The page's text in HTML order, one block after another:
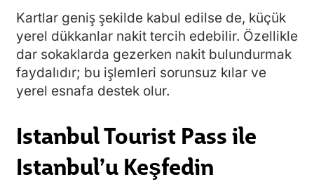
Kartlar geniş şekilde kabul edilse de, küçük
yerel dükkanlar nakit tercih edebilir. Özellikle
dar sokaklarda gezerken nakit bulundurmak
faydalıdır; bu işlemleri sorunsuz kılar ve
yerel esnafa destek olur.
Istanbul Tourist Pass ile
Istanbul’u Keşfedin